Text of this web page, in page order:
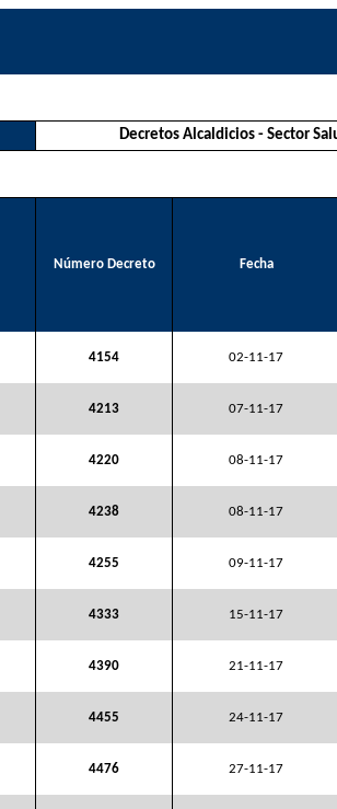
Decretos Alcaldicios - Sector
Número Decreto Fecha
4154 02-11-17
4213 07-11-17
4220 08-11-17
4238 08-11-17
4255 09-11-17
4333 15-11-17
4390 21-11-17
4455 24-11-17
4476 27-11-17